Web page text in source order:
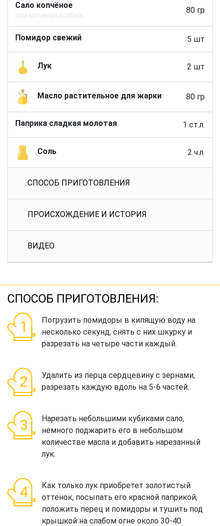
Сало копчёное
или копчёная колбаса
80 гр
Помидор свежий 5 шт
Лук 2 шт
Масло растительное для жарки 80 гр
Паприка сладкая молотая 1 ст.л.
Соль 2 ч.л.
СПОСОБ ПРИГОТОВЛЕНИЯ
ПРОИСХОЖДЕНИЕ И ИСТОРИЯ
ВИДЕО
СПОСОБ ПРИГОТОВЛЕНИЯ:
Погрузить помидоры в кипящую воду на
несколько секунд, снять с них шкурку и
разрезать на четыре части каждый.
Удалить из перца сердцевину с зернами,
разрезать каждую вдоль на 5-6 частей.
Нарезать небольшими кубиками сало,
немного поджарить его в небольшом
количестве масла и добавить нарезанный
лук.
Как только лук приобретет золотистый
оттенок, посыпать его красной паприкой,
положить перец и помидоры и тушить под
крышкой на слабом огне около 30-40